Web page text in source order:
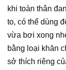
khi toàn thân
to, có thể dùng
vừa bơi xong
bằng loại khăn
sở thích riêng